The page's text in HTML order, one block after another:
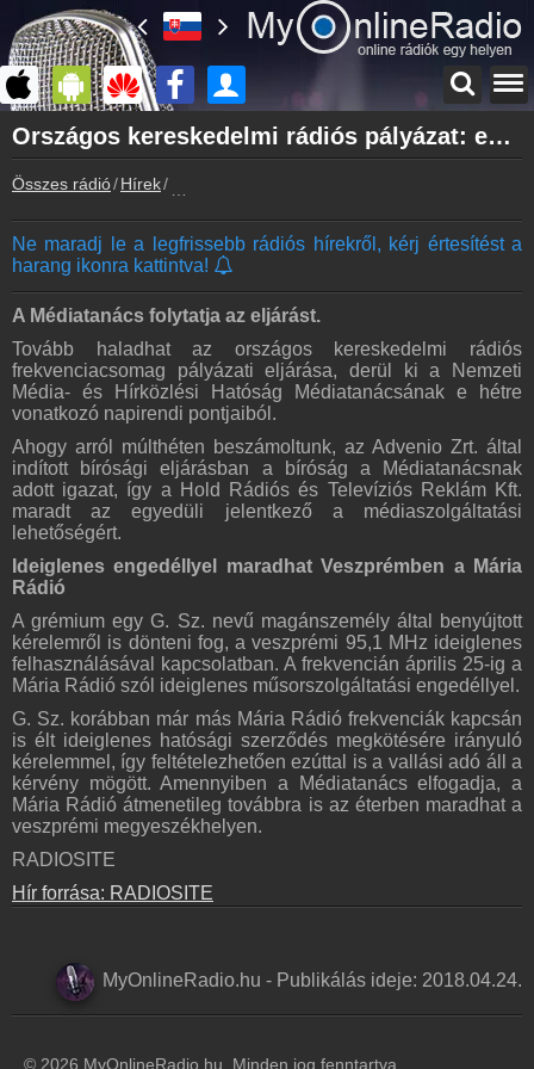
Főoldal
myonlineradio.hu
Bejelentkezés
Kapcsolat
Írj nekünk!
Partnerek
Rádió beágyazás
Ágyazd be weboldaladba
Online rádió készítés
Készítés lépésről lépésre
Országos kereskedelmi rádiós pályázat: egyre közelebb lehet az eredményhirdetés
Összes rádió Hírek
Ne maradj le a legfrissebb rádiós hírekről, kérj értesítést a
harang ikonra kattintva!
A Médiatanács folytatja az eljárást.
Tovább haladhat az országos kereskedelmi rádiós
frekvenciacsomag pályázati eljárása, derül ki a Nemzeti
Média- és Hírközlési Hatóság Médiatanácsának e hétre
vonatkozó napirendi pontjaiból.
Ahogy arról múlthéten beszámoltunk, az Advenio Zrt. által
indított bírósági eljárásban a bíróság a Médiatanácsnak
adott igazat, így a Hold Rádiós és Televíziós Reklám Kft.
maradt az egyedüli jelentkező a médiaszolgáltatási
lehetőségért.
Ideiglenes engedéllyel maradhat Veszprémben a Mária
Rádió
A grémium egy G. Sz. nevű magánszemély által benyújtott
kérelemről is dönteni fog, a veszprémi 95,1 MHz ideiglenes
felhasználásával kapcsolatban. A frekvencián április 25-ig a
Mária Rádió szól ideiglenes műsorszolgáltatási engedéllyel.
G. Sz. korábban már más Mária Rádió frekvenciák kapcsán
is élt ideiglenes hatósági szerződés megkötésére irányuló
kérelemmel, így feltételezhetően ezúttal is a vallási adó áll a
kérvény mögött. Amennyiben a Médiatanács elfogadja, a
Mária Rádió átmenetileg továbbra is az éterben maradhat a
veszprémi megyeszékhelyen.
RADIOSITE
Hír forrása: RADIOSITE
MyOnlineRadio.hu - Publikálás ideje: 2018.04.24.
© 2026 MyOnlineRadio.hu. Minden jog fenntartva.